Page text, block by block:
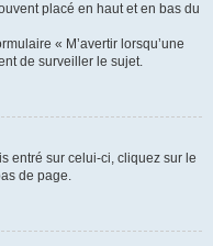
placé en haut et en bas du
« M’avertir lorsqu’une
de surveiller le sujet.
entré sur celui-ci, cliquez sur le
de page.